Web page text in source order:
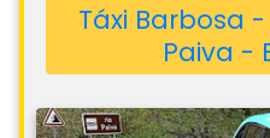
Táxi Barbosa
Paiva -